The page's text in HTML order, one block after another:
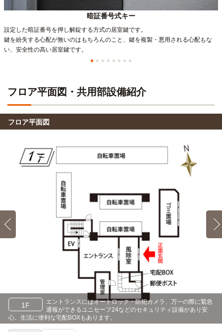
暗証番号式キー
設定した暗証番号を押し解錠する方式の居室鍵です。
鍵を紛失する心配が無いのはもちろんのこと、鍵を複製・悪用される心配もな
い、安全性の高い居室鍵です。
フロア平面図・共用部設備紹介
フロア平面図
1F エントランスにはオートロック・防犯カメラ、 万一の際に緊急
通報ができるユニセーフ24などのセキュリティ設備があり安
心。生活に便利な宅配BOXもあります。